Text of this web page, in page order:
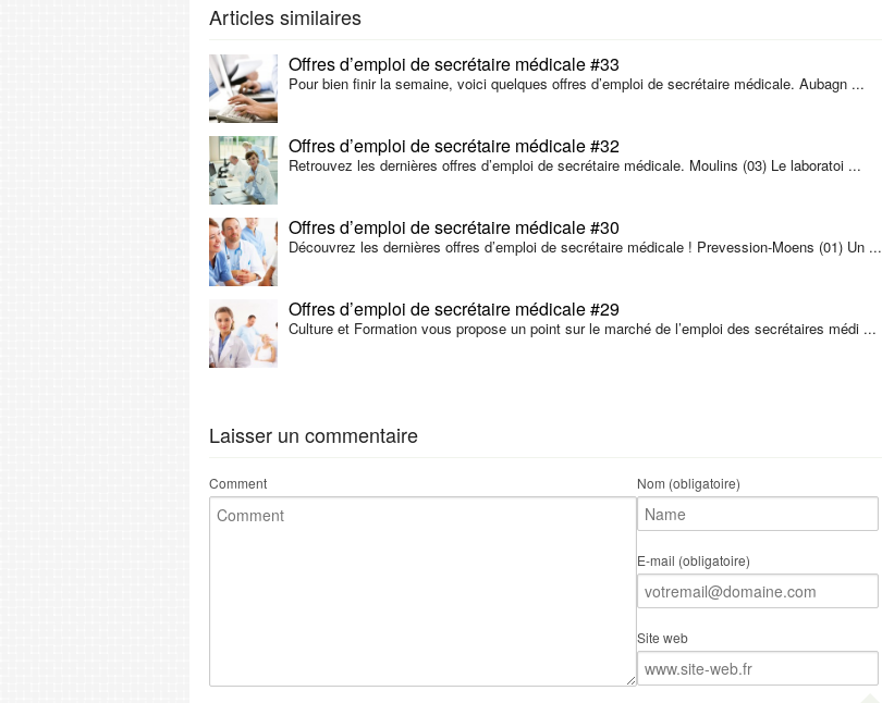
Articles similaires
Offres d’emploi de secrétaire médicale #33
Pour bien finir la semaine, voici quelques offres d’emploi de secrétaire médicale. Aubagn ...
Offres d’emploi de secrétaire médicale #32
Retrouvez les dernières offres d’emploi de secrétaire médicale. Moulins (03) Le laboratoi ...
Offres d’emploi de secrétaire médicale #30
Découvrez les dernières offres d’emploi de secrétaire médicale ! Prevession-Moens (01) Un ...
Offres d’emploi de secrétaire médicale #29
Culture et Formation vous propose un point sur le marché de l’emploi des secrétaires médi ...
Laisser un commentaire
Comment Nom (obligatoire)
E-mail (obligatoire)
Site web